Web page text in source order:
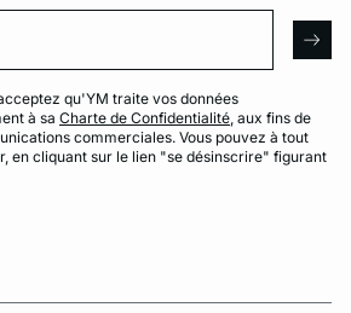
qu'YM traite vos données
à sa Charte de Confidentialité, aux fins de
commerciales. Vous pouvez à tout
en cliquant sur le lien "se désinscrire" figurant